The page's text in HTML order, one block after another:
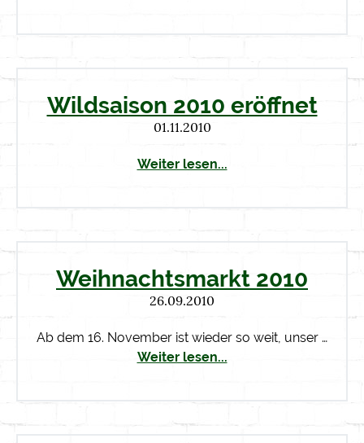
Wildsaison 2010 eröffnet
01.11.2010
Weiter lesen...
Weihnachtsmarkt 2010
26.09.2010
Ab dem 16. November ist wieder so weit, unser …
Weiter lesen...